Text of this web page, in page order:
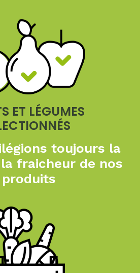
ET LÉGUMES
toujours la
fraicheurde nos
produits